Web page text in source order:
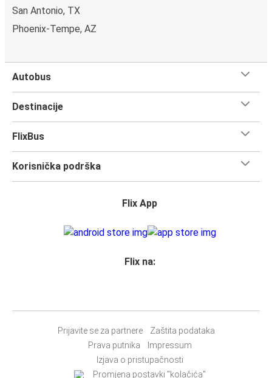
San Antonio, TX
Phoenix-Tempe, AZ
Autobus
Destinacije
FlixBus
Korisnička podrška
Flix App
Flix na:
Prijavite se za partnere
Zaštita podataka
Prava putnika
Impressum
Izjava o pristupačnosti
Promjena postavki "kolačića"